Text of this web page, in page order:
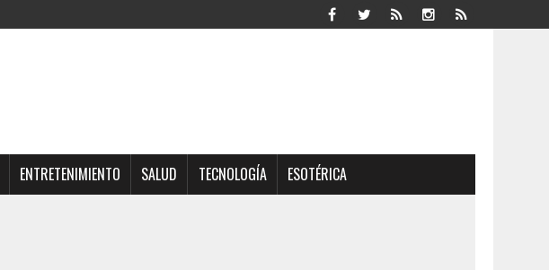
ENTRETENIMIENTO SALUD TECNOLOGÍA ESOTÉRICA